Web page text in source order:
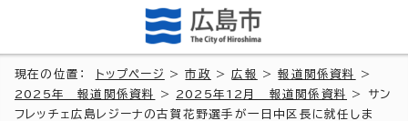
現在の位置： トップページ >市政 >広報 >報道関係資料
>
2025年 報道関係資料
> 2025年12月 報道関係資料
> サン
フレッチェ広島レジーナの古賀花野選手が一日中区長に就任しま